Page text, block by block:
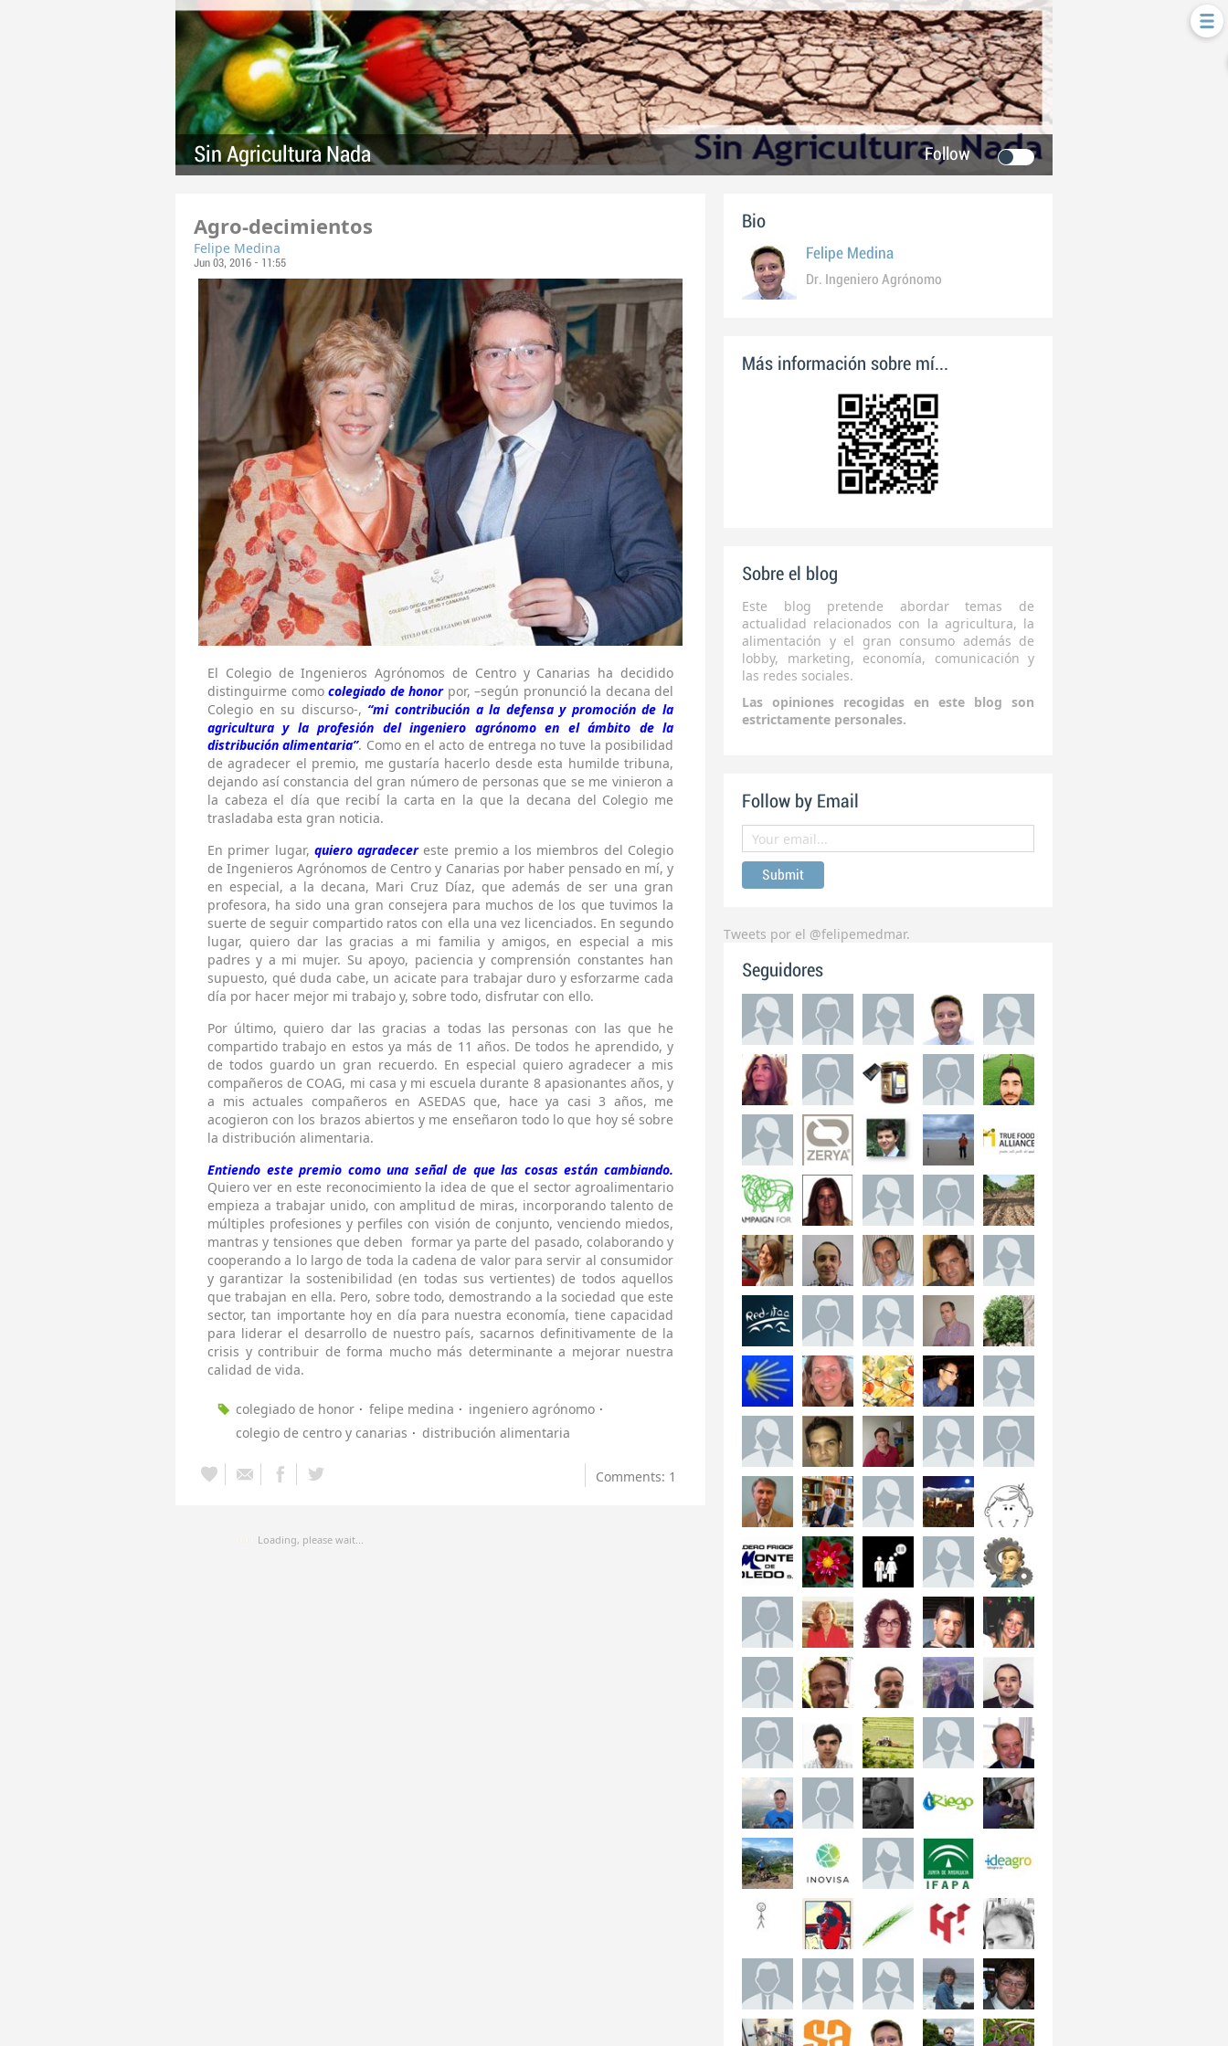
Sin Agricultura Nada Follow
Agro-decimientos
Felipe Medina
Jun 03, 2016 - 11:55
El Colegio de Ingenieros Agrónomos de Centro y Canarias ha decidido
distinguirme como colegiado de honorpor, –según pronunció la decana del
Colegio en su discurso-, “mi contribución a la defensa y promoción de la
agricultura y la profesión del ingeniero agrónomo en el ámbito de la
distribución alimentaria”. Como en el acto de entrega no tuve la posibilidad
de agradecer el premio, me gustaría hacerlo desde esta humilde tribuna,
dejando así constancia del gran número de personas que se me vinieron a
la cabeza el día que recibí la carta en la que la decana del Colegio me
trasladaba esta gran noticia.
En primer lugar, quiero agradecereste premio a los miembros del Colegio
de Ingenieros Agrónomos de Centro y Canarias por haber pensado en mí, y
en especial, a la decana, Mari Cruz Díaz, que además de ser una gran
profesora, ha sido una gran consejera para muchos de los que tuvimos la
suerte de seguir compartido ratos con ella una vez licenciados. En segundo
lugar, quiero dar las gracias a mi familia y amigos, en especial a mis
padres y a mi mujer. Su apoyo, paciencia y comprensión constantes han
supuesto, qué duda cabe, un acicate para trabajar duro y esforzarme cada
día por hacer mejor mi trabajo y, sobre todo, disfrutar con ello.
Por último, quiero dar las gracias a todas las personas con las que he
compartido trabajo en estos ya más de 11 años. De todos he aprendido, y
de todos guardo un gran recuerdo. En especial quiero agradecer a mis
compañeros de COAG, mi casa y mi escuela durante 8 apasionantes años, y
a mis actuales compañeros en ASEDAS que, hace ya casi 3 años, me
acogieron con los brazos abiertos y me enseñaron todo lo que hoy sé sobre
la distribución alimentaria.
Entiendo este premio como una señal de que las cosas están cambiando.
Quiero ver en este reconocimiento la idea de que el sector agroalimentario
empieza a trabajar unido, con amplitud de miras, incorporando talento de
múltiples profesiones y perfiles con visión de conjunto, venciendo miedos,
mantras y tensiones que deben formar ya parte del pasado, colaborando y
cooperando a lo largo de toda la cadena de valor para servir al consumidor
y garantizar la sostenibilidad (en todas sus vertientes) de todos aquellos
que trabajan en ella. Pero, sobre todo, demostrando a la sociedad que este
sector, tan importante hoy en día para nuestra economía, tiene capacidad
para liderar el desarrollo de nuestro país, sacarnos definitivamente de la
crisis y contribuir de forma mucho más determinante a mejorar nuestra
calidad de vida.
colegiado de honor felipe medina
ingeniero agrónomo
colegio de centro y canarias
distribución alimentaria
Comments: 1
Loading, please wait...
Bio
Felipe Medina
Dr. Ingeniero Agrónomo
Más información sobre mí...
Sobre el blog
Este blog pretende abordar temas de
actualidad relacionados con la agricultura, la
alimentación y el gran consumo además de
lobby, marketing, economía, comunicación y
las redes sociales.
Las opiniones recogidas en este blog son
estrictamente personales.
Follow by Email
Tweets por el @felipemedmar.
Seguidores